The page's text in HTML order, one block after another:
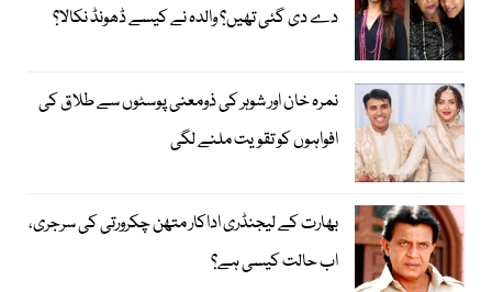
دے دی گئی تھیں؟ والدہ نے کیسے ڈھونڈ نکالا؟
نمرہ خان اور شوہر کی ذومعنی پوسٹوں سے طلاق کی
افواہوں کو تقویت ملنے لگی
بھارت کے لیجنڈری اداکار متھن چکرورتی کی سرجری،
اب حالت کیسی ہے؟